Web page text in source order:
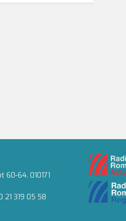
60-64. 010171
21 319 05 58